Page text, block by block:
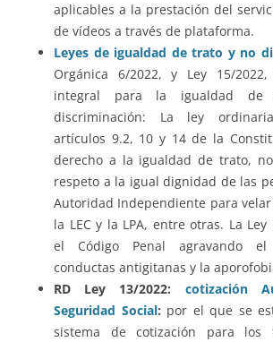
aplicables a la prestación del
de vídeos a través de plataforma.
Leyes de igualdad de trato y no
Orgánica 6/2022, y Ley 15/
integral para la igualdad
discriminación: La ley
artículos 9.2, 10 y 14 de la
derecho a la igualdad de trato,
respeto a la igual dignidad de las
Autoridad Independiente para
la LEC y la LPA, entre otras. La
el Código Penal agravando
conductas antigitanas y la
RD Ley 13/2022: cotización
Seguridad Social: por el que se
sistema de cotización para los